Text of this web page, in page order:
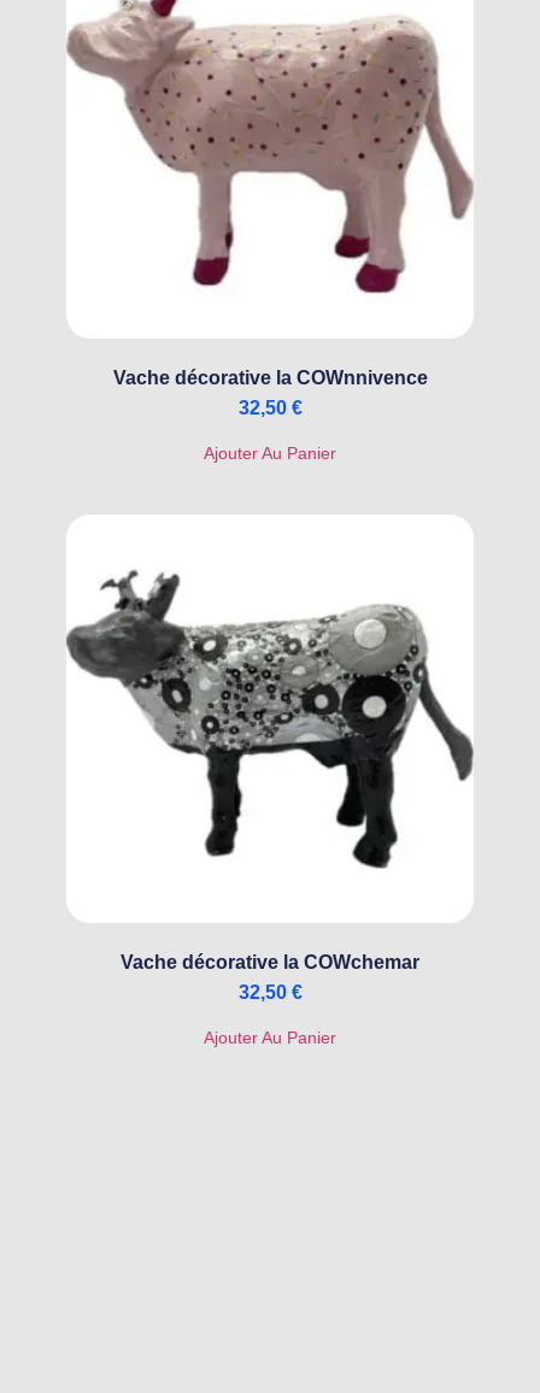
Vache décorative la COWnnivence
32,50 €
Ajouter Au Panier
Vache décorative la COWchemar
32,50 €
Ajouter Au Panier